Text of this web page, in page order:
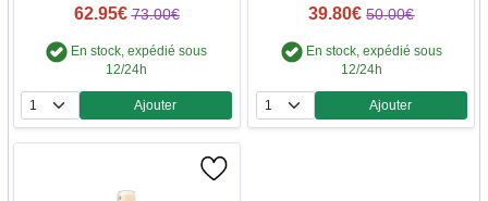
62.95€ 73.00€
En stock, expédié sous
12/24h
Quantité
Ajouter
39.80€ 50.00€
En stock, expédié sous
12/24h
Quantité
Ajouter